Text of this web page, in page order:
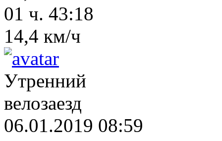
01 ч. 43:18
14,4 км/ч
Утренний
велозаезд
06.01.2019 08:59